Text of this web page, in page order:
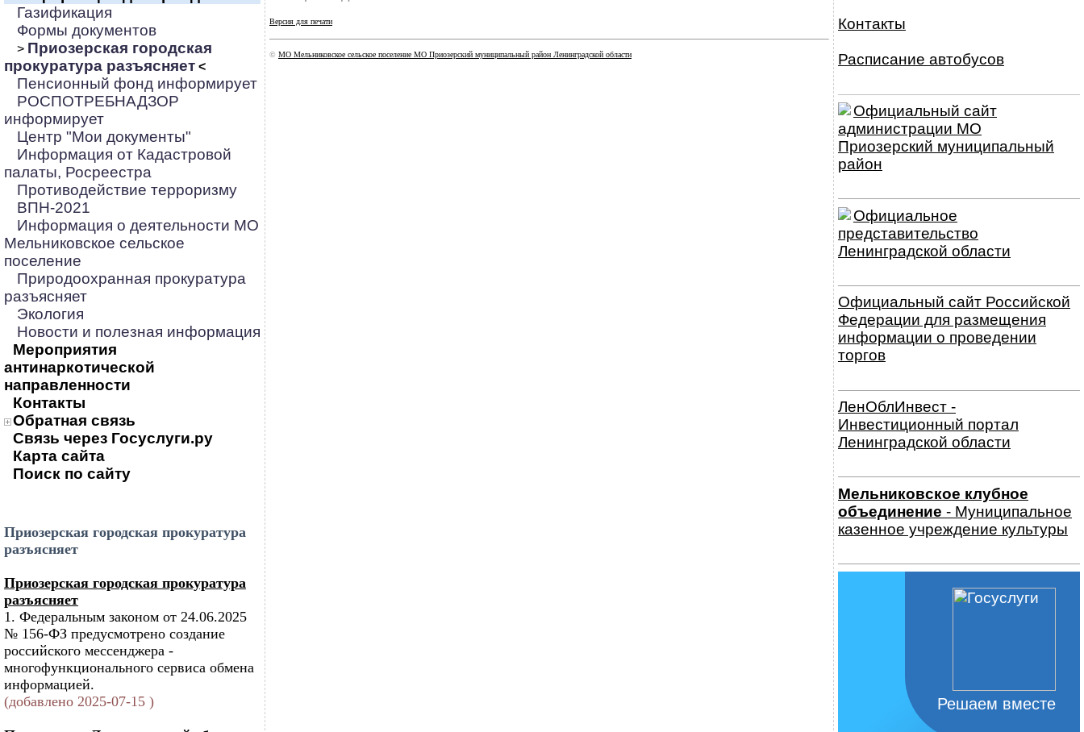
Газификация
Формы документов
> Приозерская городская
прокуратура разъясняет <
Пенсионный фонд информирует
РОСПОТРЕБНАДЗОР
информирует
Центр "Мои документы"
Информация от Кадастровой
палаты, Росреестра
Противодействие терроризму
ВПН-2021
Информация о деятельности МО
Мельниковское сельское
поселение
Природоохранная прокуратура
разъясняет
Экология
Новости и полезная информация
Мероприятия
антинаркотической
направленности
Контакты
Обратная связь
Связь через Госуслуги.ру
Карта сайта
Поиск по сайту
Приозерская городская прокуратура
разъясняет
Приозерская городская прокуратура
разъясняет
1. Федеральным законом от 24.06.2025
№ 156-ФЗ предусмотрено создание
российского мессенджера -
многофункционального сервиса обмена
информацией.
(добавлено 2025-07-15 )
Версия для печати
© МО Мельниковское сельское поселение МО Приозерский муниципальный район Ленинградской области
Контакты
Расписание автобусов
Официальный сайт
администрации МО
Приозерский муниципальный
район
Официальное
представительство
Ленинградской области
Официальный сайт Российской
Федерации для размещения
информации о проведении
торгов
ЛенОблИнвест -
Инвестиционный портал
Ленинградской области
Мельниковское клубное
объединение - Муниципальное
казенное учреждение культуры
Решаем вместе